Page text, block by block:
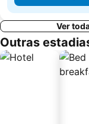
Ver
Outras